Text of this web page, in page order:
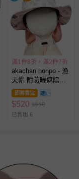
滿1件8折，滿2件7折
akachan honpo - 漁
夫帽 附防曬遮陽布-
迪士尼 吸水速乾-粉
紅色
即將售完
$520 $650
已售出 6